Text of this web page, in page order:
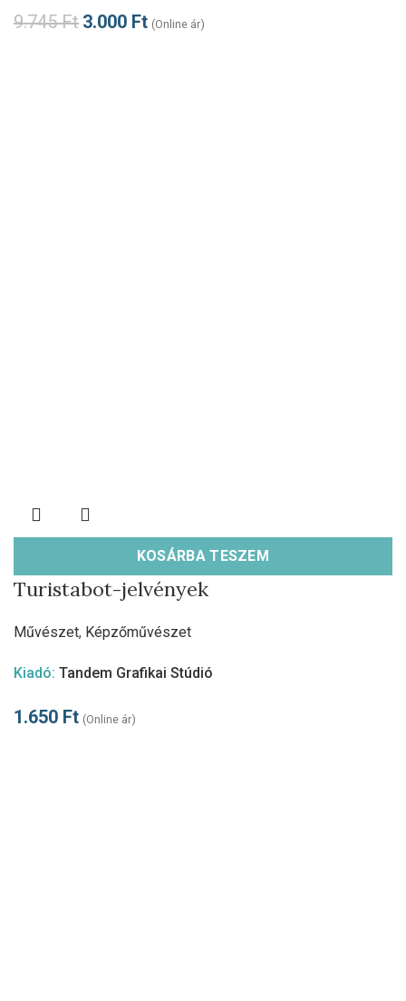
9.745Ft 3.000 Ft (Online ár)
KOSÁRBA TESZEM
Turistabot-jelvények
Művészet, Képzőművészet
Kiadó: Tandem Grafikai Stúdió
1.650 Ft (Online ár)